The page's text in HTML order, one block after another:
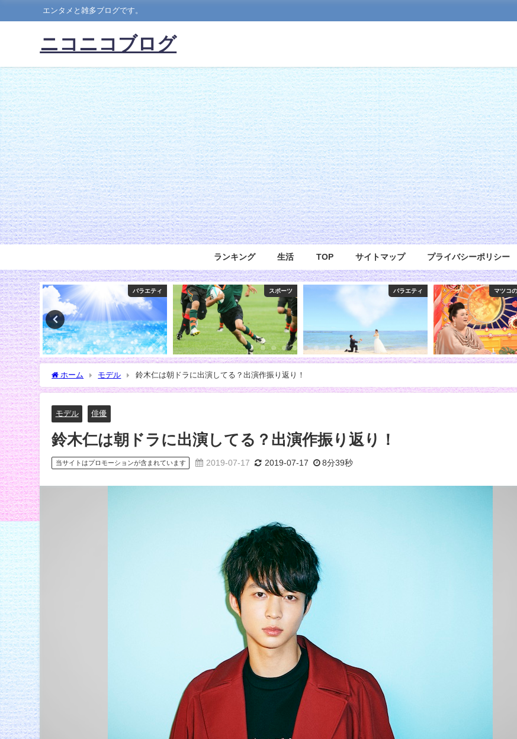
エンタメと雑多ブログです。
ニコニコブログ
ランキング 生活 TOP サイトマップ プライバシーポリシー
バラエティ スポーツ バラエティ マツコの知らない世界
ホーム モデル 鈴木仁は朝ドラに出演してる？出演作振り返り！
モデル 俳優
鈴木仁は朝ドラに出演してる？出演作振り返り！
当サイトはプロモーションが含まれています 2019-07-17 2019-07-17 8分39秒